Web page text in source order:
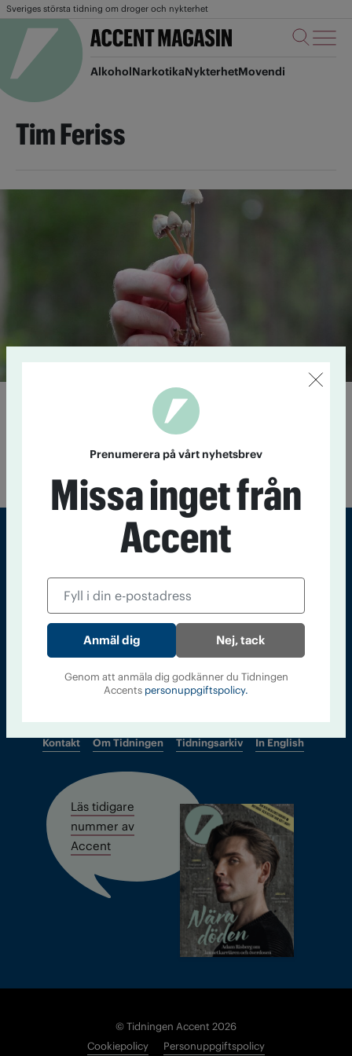
Sveriges största tidning om droger och nykterhet
AlkoholNarkotikaNykterhetMovendi
Tim Feriss
Fler vill bli rika på psykedelisk
Debatten om vem som ska få ta patent och tjäna
Tidningen Accent, A4, Bondegatan 21, 116 33 Stockholm
accent@iogt.se
Chefredaktör och ansvarig utgivare: Barbro Janson Lundkvist,
Kontakt Om Tidningen Tidningsarkiv In English
Läs tidigare
nummer av
Accent
© Tidningen Accent 2026
Cookiepolicy
Personuppgiftspolicy
Prenumerera på vårt nyhetsbrev
Missa inget från
Accent
Nej, tack
Genom att anmäla dig godkänner du Tidningen
Accents personuppgiftspolicy.